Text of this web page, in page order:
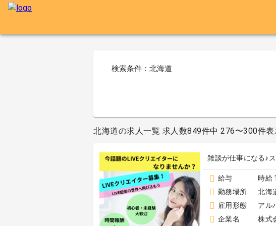
検索条件：北海道
北海道の求人一覧 求人数849件中 276〜300件表
雑談が仕事になる♪
給与
時給
勤務場所
北海
雇用形態
アル
企業名
株式